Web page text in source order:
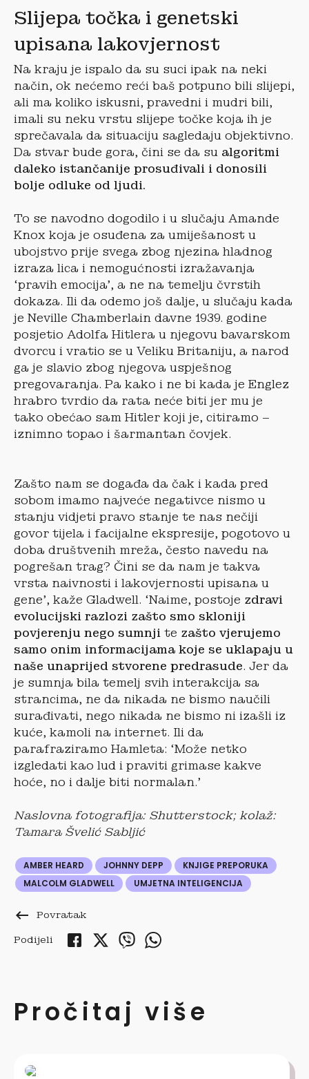
Slijepa točka i genetski
upisana lakovjernost
Na kraju je ispalo da su suci ipak na neki
način, ok nećemo reći baš potpuno bili slijepi,
ali ma koliko iskusni, pravedni i mudri bili,
imali su neku vrstu slijepe točke koja ih je
sprečavala da situaciju sagledaju objektivno.
Da stvar bude gora, čini se da su algoritmi
daleko istančanije prosuđivali i donosili
bolje odluke od ljudi.
To se navodno dogodilo i u slučaju Amande
Knox koja je osuđena za umiješanost u
ubojstvo prije svega zbog njezina hladnog
izraza lica i nemogućnosti izražavanja
‘pravih emocija’, a ne na temelju čvrstih
dokaza. Ili da odemo još dalje, u slučaju kada
je Neville Chamberlain davne 1939. godine
posjetio Adolfa Hitlera u njegovu bavarskom
dvorcu i vratio se u Veliku Britaniju, a narod
ga je slavio zbog njegova uspješnog
pregovaranja. Pa kako i ne bi kada je Englez
hrabro tvrdio da rata neće biti jer mu je
tako obećao sam Hitler koji je, citiramo –
iznimno topao i šarmantan čovjek.
Zašto nam se događa da čak i kada pred
sobom imamo najveće negativce nismo u
stanju vidjeti pravo stanje te nas nečiji
govor tijela i facijalne ekspresije, pogotovo u
doba društvenih mreža, često navedu na
pogrešan trag? Čini se da nam je takva
vrsta naivnosti i lakovjernosti upisana u
gene’, kaže Gladwell. ‘Naime, postoje zdravi
evolucijski razlozi zašto smo skloniji
povjerenju nego sumnji te zašto vjerujemo
samo onim informacijama koje se uklapaju u
naše unaprijed stvorene predrasude. Jer da
je sumnja bila temelj svih interakcija sa
strancima, ne da nikada ne bismo naučili
surađivati, nego nikada ne bismo ni izašli iz
kuće, kamoli na internet. Ili da
parafraziramo Hamleta: ‘Može netko
izgledati kao lud i praviti grimase kakve
hoće, no i dalje biti normalan.’
Naslovna fotografija: Shutterstock; kolaž:
Tamara Švelić Sabljić
AMBER HEARD JOHNNY DEPP
KNJIGE PREPORUKA
MALCOLM GLADWELL
UMJETNA INTELIGENCIJA
keyboard_backspace Povratak
Podijeli
Pročitaj više